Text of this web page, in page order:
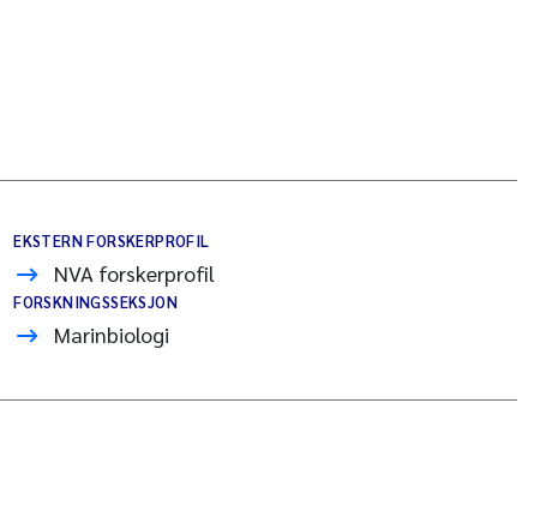
EKSTERN FORSKERPROFIL
NVA forskerprofil
FORSKNINGSSEKSJON
Marinbiologi